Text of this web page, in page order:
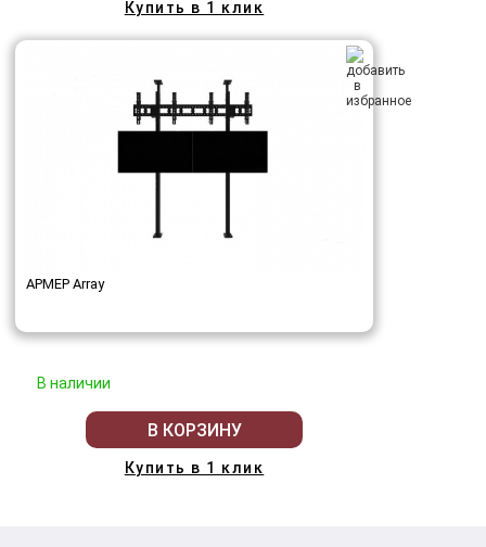
Купить в 1 клик
АРМЕР Array
В наличии
В КОРЗИНУ
Купить в 1 клик